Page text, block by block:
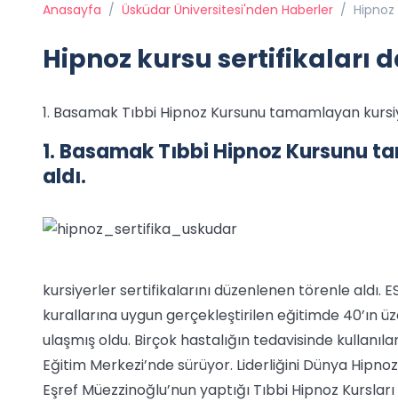
Anasayfa / Üsküdar Üniversitesi'nden Haberler / Hipnoz
Hipnoz kursu sertifikaları
1. Basamak Tıbbi Hipnoz Kursunu tamamlayan
1. Basamak Tıbbi Hipnoz Kursunu
aldı.
kursiyerler sertifikalarını düzenlenen törenle aldı.
kurallarına uygun gerçekleştirilen eğitimde 40’ın
ulaşmış oldu. Birçok hastalığın tedavisinde
Eğitim Merkezi’nde sürüyor. Liderliğini Dünya
Eşref Müezzinoğlu’nun yaptığı Tıbbi Hipnoz